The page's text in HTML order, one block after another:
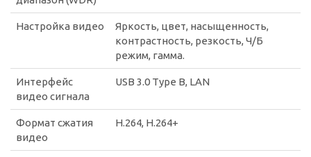
Настройка видео
Яркость, цвет, насыщенность,
контрастность, резкость, Ч/Б
режим, гамма.
Интерфейс
видео сигнала
USB 3.0 Type B, LAN
Формат сжатия
видео
H.264, H.264+